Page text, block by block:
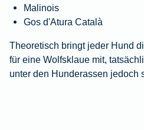
Malinois
Gos d'Atura Català
Theoretisch bringt jeder Hund
für eine Wolfsklaue mit,
unter den Hunderassen jedoch